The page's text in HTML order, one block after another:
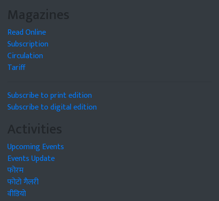
Magazines
Read Online
Subscription
Circulation
Tariff
Subscribe to print edition
Subscribe to digital edition
Activities
Upcoming Events
Events Update
फोरम
फोटो गैलरी
वीडियो